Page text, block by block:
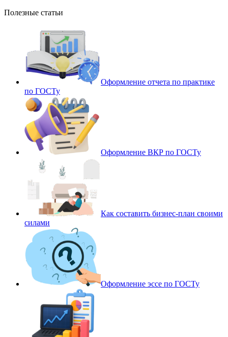
Полезные статьи
Оформление отчета по практике
по ГОСТу
Оформление ВКР по ГОСТу
Как составить бизнес-план своими
силами
Оформление эссе по ГОСТу